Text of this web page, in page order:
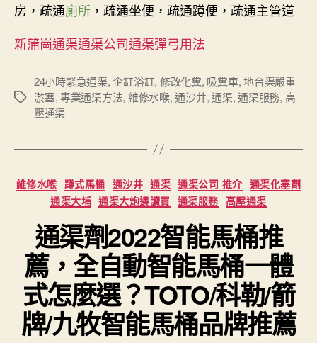
房，疏通廁所 ，疏通坐便，疏通蹲便，疏通主管道
新蒲崗通渠通渠公司通渠彈弓用法
Tags
24小時緊急通渠,企缸浴缸, 修改化糞, 吸糞車,地台渠嚴重
淤塞,專業通渠方法, 維修水喉,通沙井,通渠,通渠服務, 高
壓通渠
Categories
維修水喉 蹲式馬桶 通沙井 通渠 通渠公司 推介 通渠化塞劑
通渠大埔 通渠大炮邊讀買 通渠服務 高壓通渠
通渠劑2022智能馬桶推
薦，全自動智能馬桶一體
式怎麼選？TOTO/科勒/箭
牌/九牧智能馬桶品牌推薦